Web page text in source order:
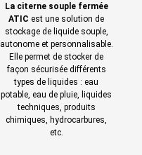
La citerne souple fermée
ATIC est une solution de
stockage de liquide souple,
autonome et personnalisable.
Elle permet de stocker de
façon sécurisée différents
types de liquides : eau
potable, eau de pluie, liquides
techniques, produits
chimiques, hydrocarbures,
etc.